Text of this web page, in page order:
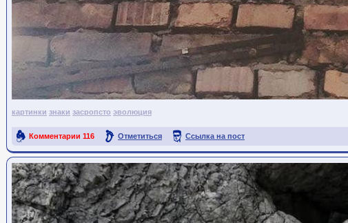
картинки знаки засропсто эволюция
Комментарии 116 Отметиться Ссылка на пост